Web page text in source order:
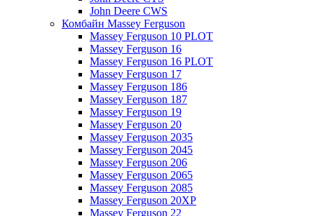
John Deere CWS
Комбайн Massey Ferguson
Massey Ferguson 10 PLOT
Massey Ferguson 16
Massey Ferguson 16 PLOT
Massey Ferguson 17
Massey Ferguson 186
Massey Ferguson 187
Massey Ferguson 19
Massey Ferguson 20
Massey Ferguson 2035
Massey Ferguson 2045
Massey Ferguson 206
Massey Ferguson 2065
Massey Ferguson 2085
Massey Ferguson 20XP
Massey Ferguson 22